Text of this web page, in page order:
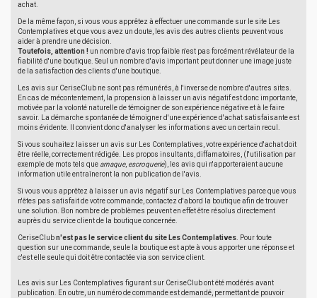
achat.
De la même façon, si vous vous apprêtez à effectuer une commande sur le site Les
Contemplatives et que vous avez un doute, les avis des autres clients peuvent vous
aider à prendre une décision.
Toutefois, attention ! un nombre d'avis trop faible n'est pas forcément révélateur de la
fiabilité d'une boutique. Seul un nombre d'avis important peut donner une image juste
de la satisfaction des clients d'une boutique.
Les avis sur CeriseClub ne sont pas rémunérés, à l'inverse de nombre d'autres sites.
En cas de mécontentement, la propension à laisser un avis négatif est donc importante,
motivée par la volonté naturelle de témoigner de son expérience négative et à le faire
savoir. La démarche spontanée de témoigner d'une expérience d'achat satisfaisante est
moins évidente. Il convient donc d'analyser les informations avec un certain recul.
Si vous souhaitez laisser un avis sur Les Contemplatives, votre expérience d'achat doit
être réelle, correctement rédigée. Les propos insultants, diffamatoires, (l'utilisation par
exemple de mots tels que arnaque, escroquerie), les avis qui n'apporteraient aucune
information utile entraîneront la non publication de l'avis.
Si vous vous apprêtez à laisser un avis négatif sur Les Contemplatives parce que vous
n'êtes pas satisfait de votre commande, contactez d'abord la boutique afin de trouver
une solution. Bon nombre de problèmes peuvent en effet être résolus directement
auprès du service client de la boutique concernée.
CeriseClubn'est pas le service client du site Les Contemplatives . Pour toute
question sur une commande, seule la boutique est apte à vous apporter une réponse et
c'est elle seule qui doit être contactée via son service client.
Les avis sur Les Contemplatives figurant sur CeriseClub ont été modérés avant
publication. En outre, un numéro de commande est demandé, permettant de pouvoir